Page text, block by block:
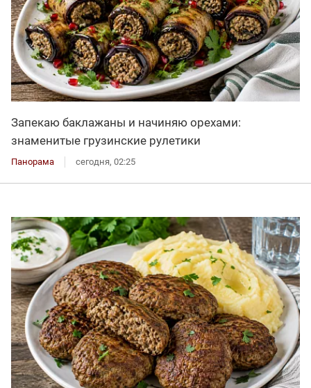
Запекаю баклажаны и начиняю орехами:
знаменитые грузинские рулетики
Панорама сегодня, 02:25